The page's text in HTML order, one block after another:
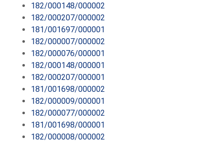
182/000148/000002
182/000207/000002
181/001697/000001
182/000007/000002
182/000076/000001
182/000148/000001
182/000207/000001
181/001698/000002
182/000009/000001
182/000077/000002
181/001698/000001
182/000008/000002